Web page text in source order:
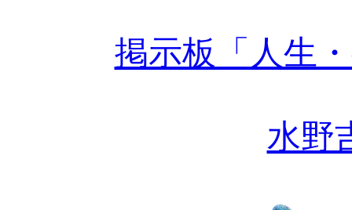
掲示板「人生
水野